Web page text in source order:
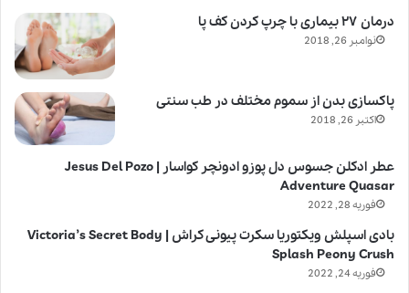
درمان ۲۷ بیماری با چرپ کردن کف پا
نوامبر 26, 2018
پاکسازی بدن از سموم مختلف در طب سنتی
اکتبر 26, 2018
عطر ادکلن جسوس دل پوزو ادونچر کواسار | Jesus Del Pozo
Adventure Quasar
فوریه 28, 2022
بادی اسپلش ویکتوریا سکرت پیونی کراش | Victoria’s Secret Body
Splash Peony Crush
فوریه 24, 2022